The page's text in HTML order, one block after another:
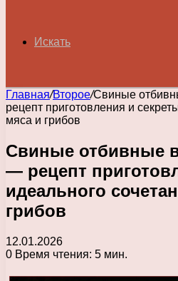
Искать
Главная/Второе/Свиные
рецепт приготовления и
мяса и грибов
Свиные отбивные
— рецепт
идеального
грибов
12.01.2026
0 Время чтения: 5 мин.